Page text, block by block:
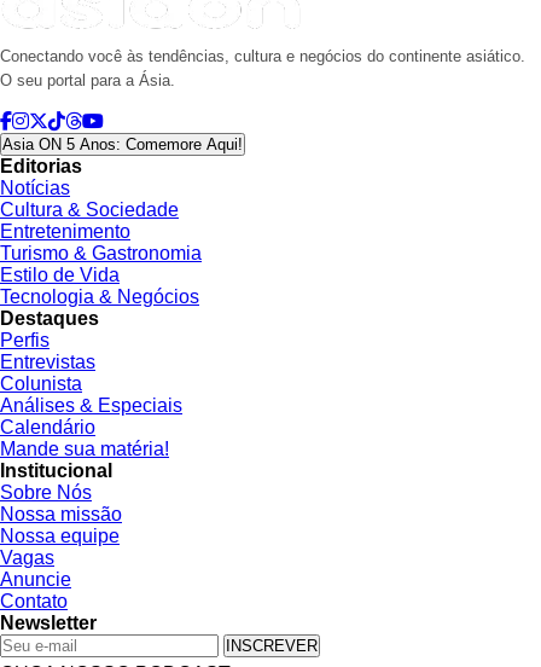
Conectando você às tendências, cultura e negócios do continente asiático.
O seu portal para a Ásia.
Asia ON 5 Anos: Comemore Aqui!
Editorias
Notícias
Cultura & Sociedade
Entretenimento
Turismo & Gastronomia
Estilo de Vida
Tecnologia & Negócios
Destaques
Perfis
Entrevistas
Colunista
Análises & Especiais
Calendário
Mande sua matéria!
Institucional
Sobre Nós
Nossa missão
Nossa equipe
Vagas
Anuncie
Contato
Newsletter
INSCREVER